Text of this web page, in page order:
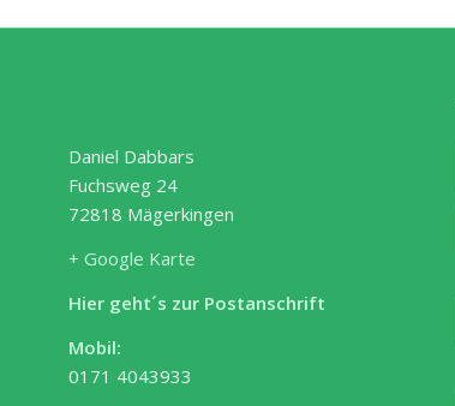
Daniel Dabbars
Fuchsweg 24
72818 Mägerkingen
+ Google Karte
Hier geht´s zur Postanschrift
Mobil:
0171 4043933